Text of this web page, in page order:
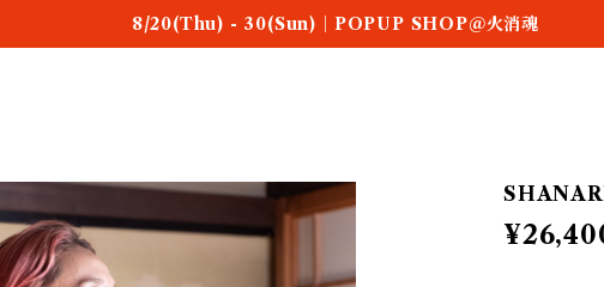
8/20(Thu) - 30(Sun)｜POPUP SHOP＠火消魂